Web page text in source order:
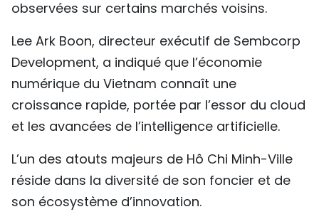
observées sur certains marchés voisins.
Lee Ark Boon, directeur exécutif de Sembcorp
Development, a indiqué que l’économie
numérique du Vietnam connaît une
croissance rapide, portée par l’essor du cloud
et les avancées de l’intelligence artificielle.
L’un des atouts majeurs de Hô Chi Minh-Ville
réside dans la diversité de son foncier et de
son écosystème d’innovation.